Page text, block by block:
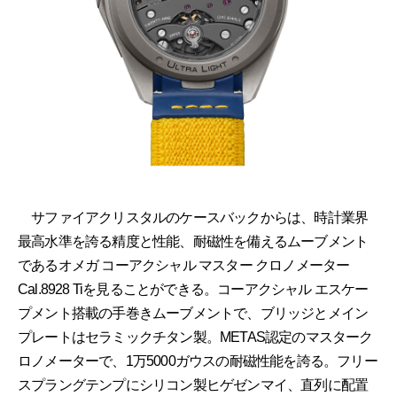
サファイアクリスタルのケースバックからは、時計業界
最高水準を誇る精度と性能、耐磁性を備えるムーブメント
であるオメガ コーアクシャル マスター クロノメーター
Cal.8928 Tiを見ることができる。コーアクシャル エスケー
プメント搭載の手巻きムーブメントで、ブリッジとメイン
プレートはセラミックチタン製。METAS認定のマスターク
ロノメーターで、1万5000ガウスの耐磁性能を誇る。フリー
スプラングテンプにシリコン製ヒゲゼンマイ、直列に配置